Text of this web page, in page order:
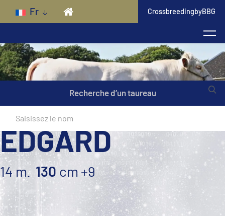
Skip to main content
Fr CrossbreedingbyBBG
Recherche d’un taureau
EDGARD
14 m. 130 cm +9